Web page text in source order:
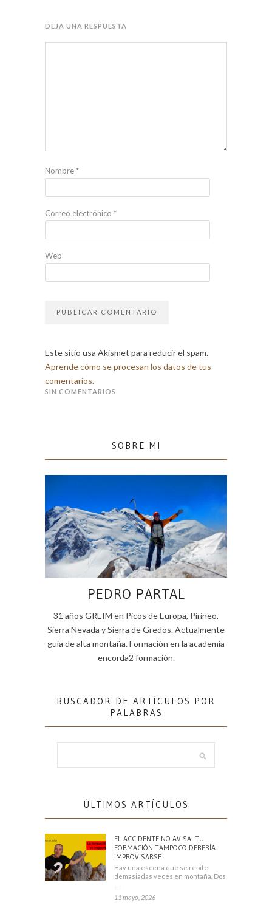
DEJA UNA RESPUESTA
Nombre*
Correo electrónico *
Web
Este sitio usa Akismet para reducir el spam.
Aprende cómo se procesan los datos de tus
comentarios.
SIN COMENTARIOS
SOBRE MI
PEDRO PARTAL
31 años GREIM en Picos de Europa, Pirineo,
Sierra Nevada y Sierra de Gredos. Actualmente
guía de alta montaña. Formación en la academia
encorda2 formación.
BUSCADOR DE ARTÍCULOS POR
PALABRAS
ÚLTIMOS ARTÍCULOS
EL ACCIDENTE NO AVISA. TU
FORMACIÓN TAMPOCO DEBERÍA
IMPROVISARSE.
Hay una escena que se repite
demasiadas veces en montaña. Dos
11 mayo, 2026